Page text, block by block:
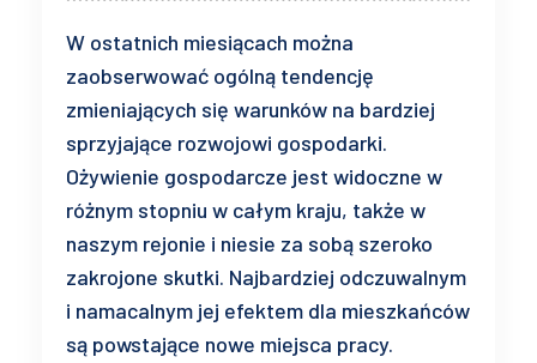
W ostatnich miesiącach można
zaobserwować ogólną tendencję
zmieniających się warunków na bardziej
sprzyjające rozwojowi gospodarki.
Ożywienie gospodarcze jest widoczne w
różnym stopniu w całym kraju, także w
naszym rejonie i niesie za sobą szeroko
zakrojone skutki. Najbardziej odczuwalnym
i namacalnym jej efektem dla mieszkańców
są powstające nowe miejsca pracy.